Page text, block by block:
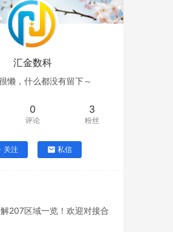
汇金数科
懒，什么都没有留下～
0
评论
3
粉丝
关注 私信
207区域一览！欢迎对接合